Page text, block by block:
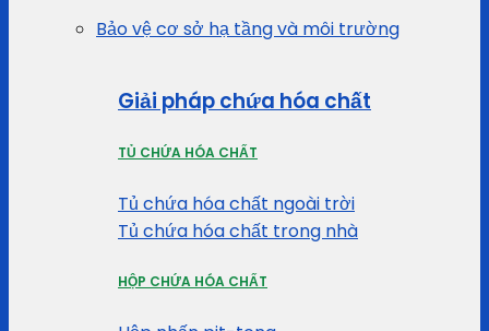
Bảo vệ cơ sở hạ tầng và môi trường
Giải pháp chứa hóa chất
TỦ CHỨA HÓA CHẤT
Tủ chứa hóa chất ngoài trời
Tủ chứa hóa chất trong nhà
HỘP CHỨA HÓA CHẤT